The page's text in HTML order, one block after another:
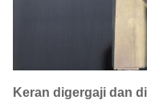
Keran digergaji dan